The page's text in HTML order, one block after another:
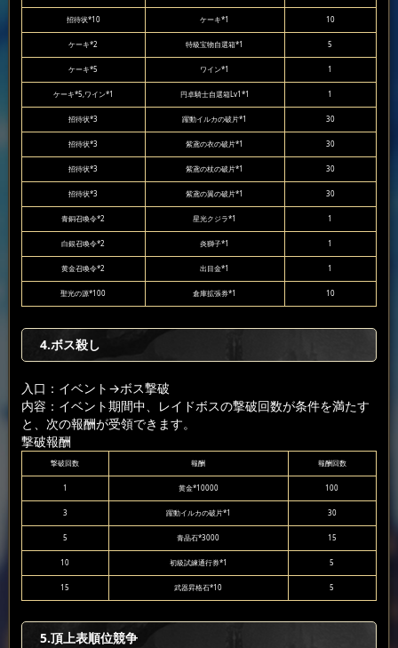
招待状*10 ケーキ*1 10
ケーキ*2 特級宝物自選箱*1 5
ケーキ*5 ワイン*1 1
ケーキ*5,ワイン*1 円卓騎士自選箱Lv1*1 1
招待状*3 躍動イルカの破片*1 30
招待状*3 紫鳶の衣の破片*1 30
招待状*3 紫鳶の杖の破片*1 30
招待状*3 紫鳶の翼の破片*1 30
青銅召喚令*2 星光クジラ*1 1
白銀召喚令*2 炎獅子*1 1
黄金召喚令*2 出目金*1 1
聖光の源*100 倉庫拡張券*1 10
4.ボス殺し
入口：イベント →ボス撃破
内容：イベント期間中、レイドボスの撃破回数が条件を満たす
と、次の報酬が受領できます。
撃破報酬
撃破回数 報酬 報酬回数
1 黄金*10000 100
3 躍動イルカの破片*1 30
5 青晶石*3000 15
10 初級試練通行券*1 5
15 武器昇格石*10 5
5.頂上表順位競争